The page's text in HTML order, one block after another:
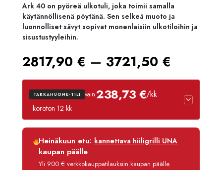
Ark 40 on pyöreä ulkotuli, joka toimii samalla
käytännöllisenä pöytänä. Sen selkeä muoto ja
luonnolliset sävyt sopivat monenlaisiin ulkotiloihin ja
sisustustyyleihin.
2817,90 € – 3721,50 €
TAKKAHUONE-TILI vain238,73 €/kk
· koroton 12 kk
Luottoaika
12 kk
Korko
Käsittelymaksu
3,90 €/kk
Heinäkuun etu: kannettava hiiligrilli UNA
kaupan päälle
Yli 900 € verkkokauppatilauksiin kaupan päälle